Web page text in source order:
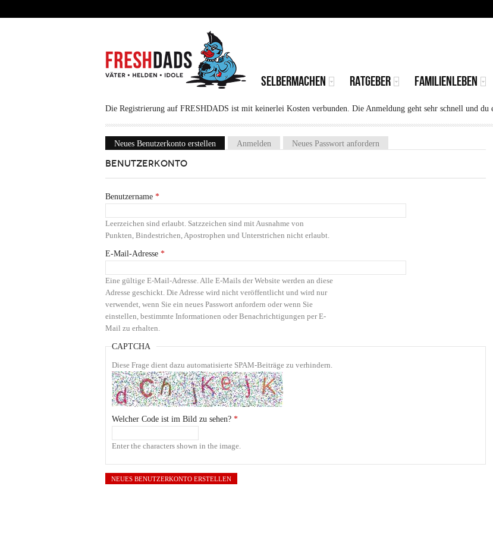
MAINMENU
SELBERMACHEN RATGEBER FAMILIENLEBEN
Die Registrierung auf FRESHDADS ist mit keinerlei Kosten verbunden. Die Anmeldung geht sehr schnell und
Haupt-Reiter
Neues Benutzerkonto erstellen (aktiver Reiter)
Anmelden Neues Passwort anfordern
BENUTZERKONTO
Benutzername *
Leerzeichen sind erlaubt. Satzzeichen sind mit Ausnahme von
Punkten, Bindestrichen, Apostrophen und Unterstrichen nicht erlaubt.
E-Mail-Adresse *
Eine gültige E-Mail-Adresse. Alle E-Mails der Website werden an diese
Adresse geschickt. Die Adresse wird nicht veröffentlicht und wird nur
verwendet, wenn Sie ein neues Passwort anfordern oder wenn Sie
einstellen, bestimmte Informationen oder Benachrichtigungen per E-
Mail zu erhalten.
CAPTCHA
Diese Frage dient dazu automatisierte SPAM-Beiträge zu verhindern.
Welcher Code ist im Bild zu sehen? *
Enter the characters shown in the image.